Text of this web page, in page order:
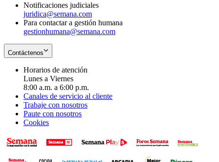
Notificaciones judiciales
juridica@semana.com
Para contactar a gestión humana
gestionhumana@semana.com
Contáctenos
Horarios de atención
Lunes a Viernes
8:00 a.m. a 6:00 p.m.
Canales de servicio al cliente
Trabaje con nosotros
Paute con nosotros
Cookies